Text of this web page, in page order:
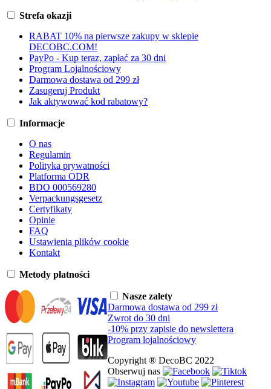
Strefa okazji
RABAT 10% na pierwsze zakupy w sklepie
DECOBC.COM!
PayPo - Kup teraz, zapłać za 30 dni
Program Lojalnościowy
Darmowa dostawa od 299 zł
Zasugeruj Produkt
Jak aktywować kod rabatowy?
Informacje
O nas
Regulamin
Polityka prywatności
Platforma ODR
BDO 000569280
Verpackungsgesetz
Certyfikaty
Opinie
FAQ
Ustawienia plików cookie
Kontakt
Metody płatności
Nasze zalety
Darmowa dostawa od 299 zł
Zwrot do 30 dni
-10% przy zapisie do newslettera
Program lojalnościowy
Copyright ® DecoBC 2022
Obserwuj nas